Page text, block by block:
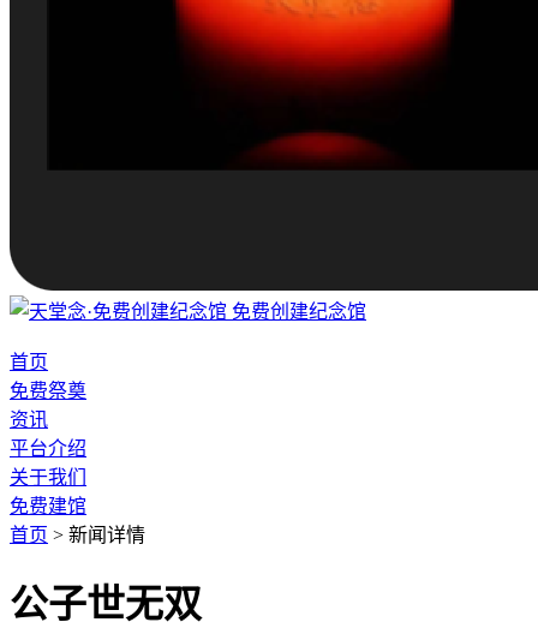
免费创建纪念馆
首页
免费祭奠
资讯
平台介绍
关于我们
免费建馆
首页 > 新闻详情
公子世无双